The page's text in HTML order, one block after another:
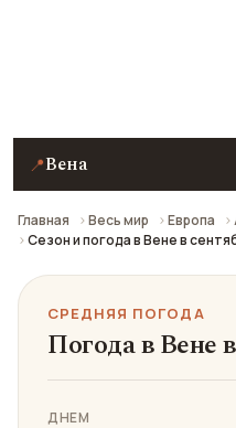
📍Вена
Главная Весь мир Европа
Сезон и погода в Вене в
СРЕДНЯЯ ПОГОДА
Погода в Вене
ДНЕМ